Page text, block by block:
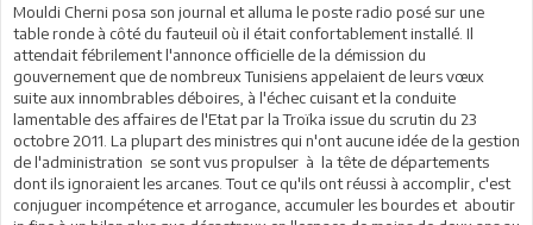
Mouldi Cherni posa son journal et alluma le poste radio posé sur une
table ronde à côté du fauteuil où il était confortablement installé. Il
attendait fébrilement l'annonce officielle de la démission du
gouvernement que de nombreux Tunisiens appelaient de leurs vœux
suite aux innombrables déboires, à l'échec cuisant et la conduite
lamentable des affaires de l'Etat par la Troïka issue du scrutin du 23
octobre 2011. La plupart des ministres qui n'ont aucune idée de la gestion
de l'administration se sont vus propulser à la tête de départements
dont ils ignoraient les arcanes. Tout ce qu'ils ont réussi à accomplir, c'est
conjuguer incompétence et arrogance, accumuler les bourdes et aboutir